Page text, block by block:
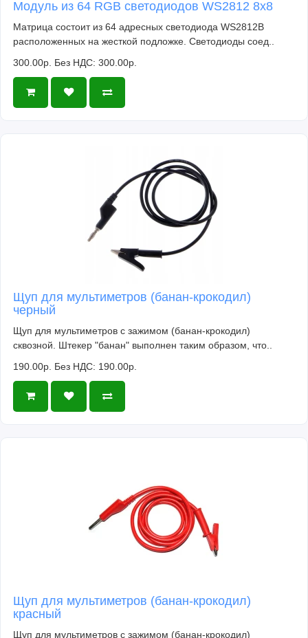
Модуль из 64 RGB светодиодов WS2812 8x8
Матрица состоит из 64 адресных светодиода WS2812B
расположенных на жесткой подложке. Светодиоды соед..
300.00р. Без НДС: 300.00р.
Щуп для мультиметров (банан-крокодил)
черный
Щуп для мультиметров с зажимом (банан-крокодил)
сквозной. Штекер "банан" выполнен таким образом, что..
190.00р. Без НДС: 190.00р.
Щуп для мультиметров (банан-крокодил)
красный
Щуп для мультиметров с зажимом (банан-крокодил)